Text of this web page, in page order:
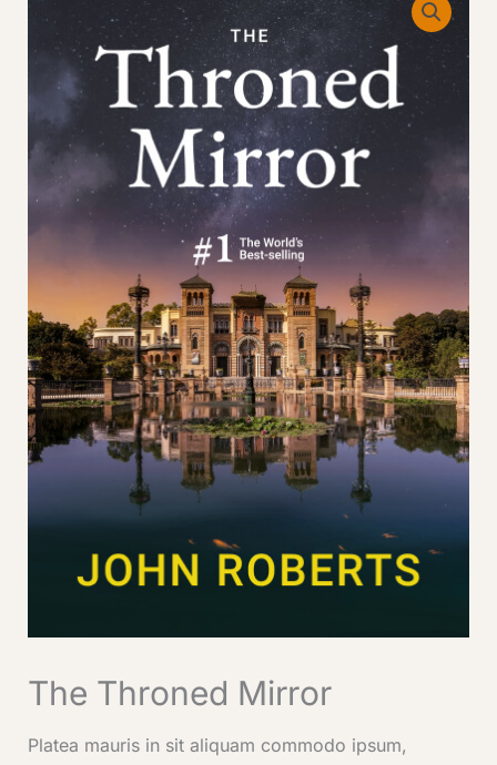
The Throned Mirror
Platea mauris in sit aliquam commodo ipsum,